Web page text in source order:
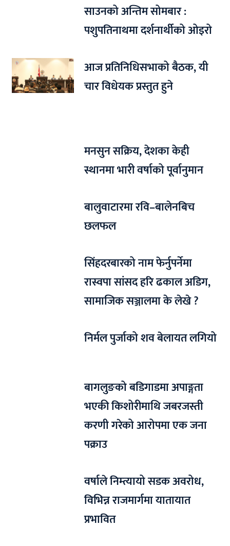
साउनको अन्तिम सोमबार :
पशुपतिनाथमा दर्शनार्थीको ओइरो
आज प्रतिनिधिसभाको बैठक, यी
चार विधेयक प्रस्तुत हुने
मनसुन सक्रिय, देशका केही
स्थानमा भारी वर्षाको पूर्वानुमान
बालुवाटारमा रवि–बालेनबिच
छलफल
सिंहदरबारको नाम फेर्नुपर्नेमा
रास्वपा सांसद हरि ढकाल अडिग,
सामाजिक सञ्जालमा के लेखे ?
निर्मल पुर्जाको शव बेलायत लगियो
बागलुङको बडिगाडमा अपाङ्गता
भएकी किशोरीमाथि जबरजस्ती
करणी गरेको आरोपमा एक जना
पक्राउ
वर्षाले निम्त्यायो सडक अवरोध,
विभिन्न राजमार्गमा यातायात
प्रभावित